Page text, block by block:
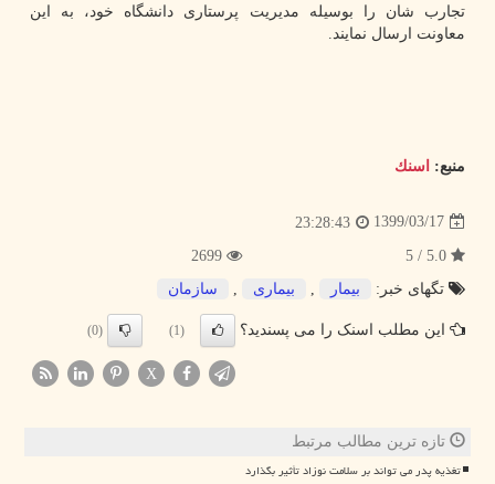
تجارب شان را بوسیله مدیریت پرستاری دانشگاه خود، به این
معاونت ارسال نمایند.
منبع: اسنك
1399/03/17
23:28:43
تگهای خبر:
بیمار , بیماری , سازمان
این مطلب اسنک را می پسندید؟ (1)
(0)
X
تازه ترین مطالب مرتبط
تغذیه پدر می تواند بر سلامت نوزاد تأثیر بگذارد